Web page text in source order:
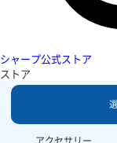
シャープ公式ストア
ストア